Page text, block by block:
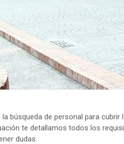
búsqueda de personal para
te detallamos todos los
dudas.